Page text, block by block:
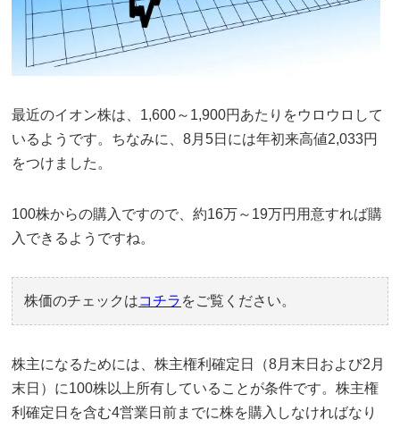
最近のイオン株は、1,600～1,900円あたりをウロウロして
いるようです。ちなみに、8月5日には年初来高値2,033円
をつけました。
100株からの購入ですので、約16万～19万円用意すれば購
入できるようですね。
株価のチェックはコチラ をご覧ください。
株主になるためには、株主権利確定日（8月末日および2月
末日）に100株以上所有していることが条件です。株主権
利確定日を含む4営業日前までに株を購入しなければなり